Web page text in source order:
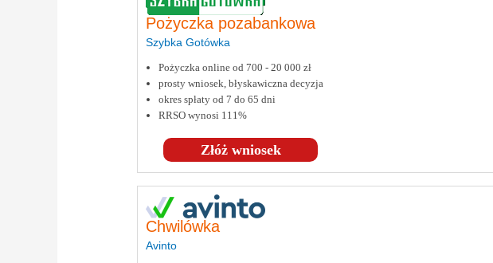
Pożyczka pozabankowa
Szybka Gotówka
Złóż wniosek
Pożyczka online od 700 - 20 000 zł
prosty wniosek, błyskawiczna decyzja
okres spłaty od 7 do 65 dni
RRSO wynosi 111%
Chwilówka
Avinto